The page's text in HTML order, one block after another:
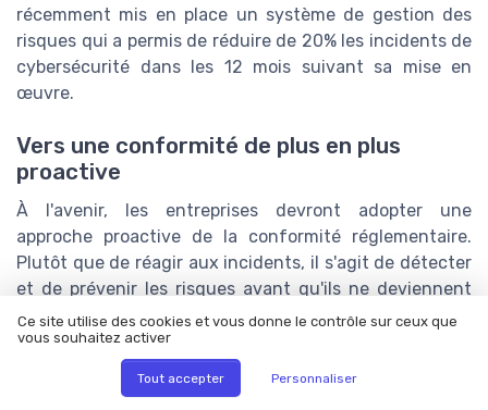
récemment mis en place un système de gestion des
risques qui a permis de réduire de 20% les incidents de
cybersécurité dans les 12 mois suivant sa mise en
œuvre.
Vers une conformité de plus en plus
proactive
À l'avenir, les entreprises devront adopter une
approche proactive de la conformité réglementaire.
Plutôt que de réagir aux incidents, il s'agit de détecter
et de prévenir les risques avant qu'ils ne deviennent
problématiques. Les audits internes réguliers, la
formation continue du personnel et l'utilisation des
technologies avancées, comme le machine learning
pour analyser les données de conformité, seront
Ce site utilise des cookies et vous donne le contrôle sur ceux que
vous souhaitez activer
Tout accepter Personnaliser